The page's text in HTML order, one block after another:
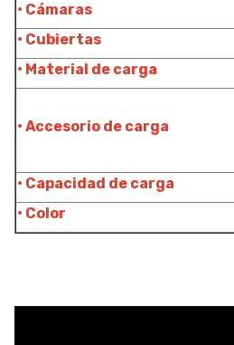
• Cámaras
• Cubiertas
• Material de carga
• Accesorio de carga
• Capacidad de carga
• Color